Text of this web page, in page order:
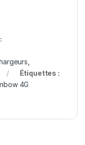
Étiquettes :
4G